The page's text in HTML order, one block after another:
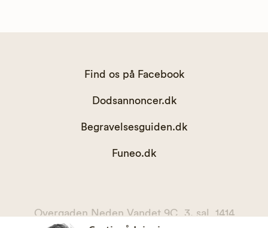
Find os på Facebook
Dodsannoncer.dk
Begravelsesguiden.dk
Funeo.dk
Overgaden Neden Vandet 9C, 3. sal, 1414